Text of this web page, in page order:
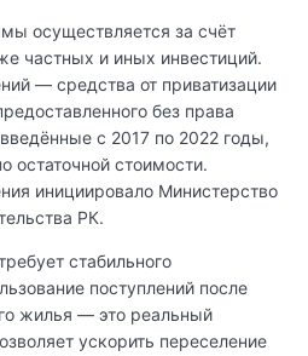
осуществляется за счёт
частных и иных инвестиций.
— средства от приватизации
без права
с 2017 по 2022 годы,
остаточной стоимости.
инициировало Министерство
РК.
стабильного
поступлений после
жилья — это реальный
ускорить переселение